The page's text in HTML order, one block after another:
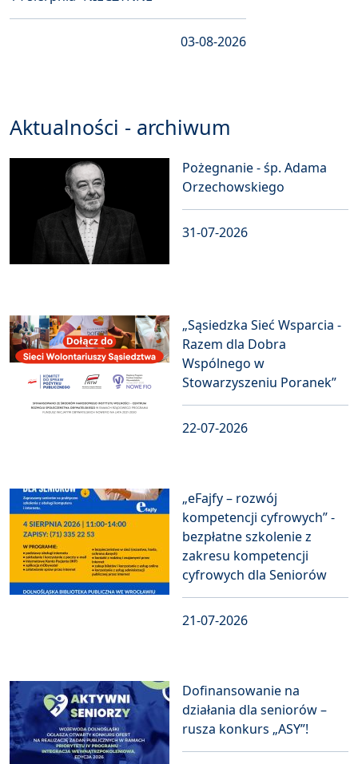
03-08-2026
Aktualności - archiwum
Pożegnanie - śp. Adama
Orzechowskiego
31-07-2026
„Sąsiedzka Sieć Wsparcia -
Razem dla Dobra
Wspólnego w
Stowarzyszeniu Poranek”
22-07-2026
„eFajfy – rozwój
kompetencji cyfrowych” -
bezpłatne szkolenie z
zakresu kompetencji
cyfrowych dla Seniorów
21-07-2026
Dofinansowanie na
działania dla seniorów –
rusza konkurs „ASY”!